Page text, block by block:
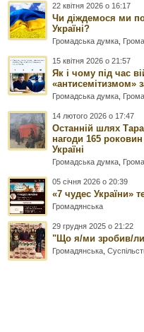
22 квітня 2026 о 16:17
Чи діждемося ми
Україні?
Громадська думка
15 квітня 2026 о 21:57
Як і чому під час
«антисемітизмом»
Громадська думка
14 лютого 2026 о 17:47
Останній шлях
нагоди 165
Україні
Громадська думка
05 січня 2026 о 20:39
«7 чудес України»
Громадянська
29 грудня 2025 о 21:22
"Що я/ми зробив/ли
Громадянська ,